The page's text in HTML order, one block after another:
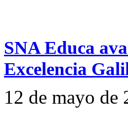
SNA Educa
Excelencia
12 de mayo de